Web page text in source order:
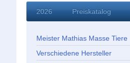
2026 Preiskatalog
Meister Mathias Masse Tiere
Verschiedene Hersteller